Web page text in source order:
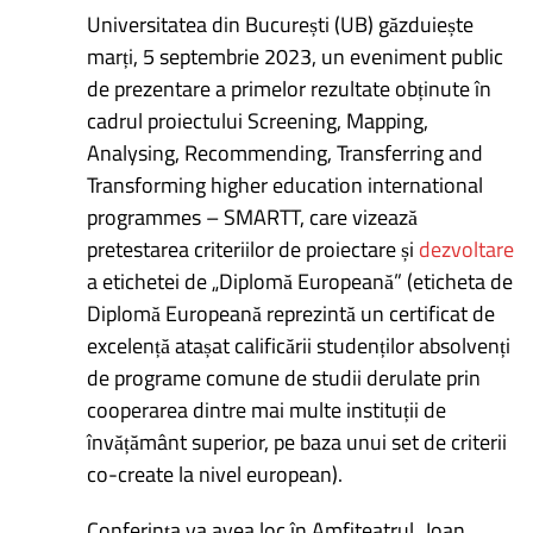
Universitatea din București (UB) găzduiește
marți, 5 septembrie 2023, un eveniment public
de prezentare a primelor rezultate obținute în
cadrul proiectului Screening, Mapping,
Analysing, Recommending, Transferring and
Transforming higher education international
programmes – SMARTT, care vizează
pretestarea criteriilor de proiectare și dezvoltare
a etichetei de „Diplomă Europeană” (eticheta de
Diplomă Europeană reprezintă un certificat de
excelență atașat calificării studenților absolvenți
de programe comune de studii derulate prin
cooperarea dintre mai multe instituții de
învățământ superior, pe baza unui set de criterii
co-create la nivel european).